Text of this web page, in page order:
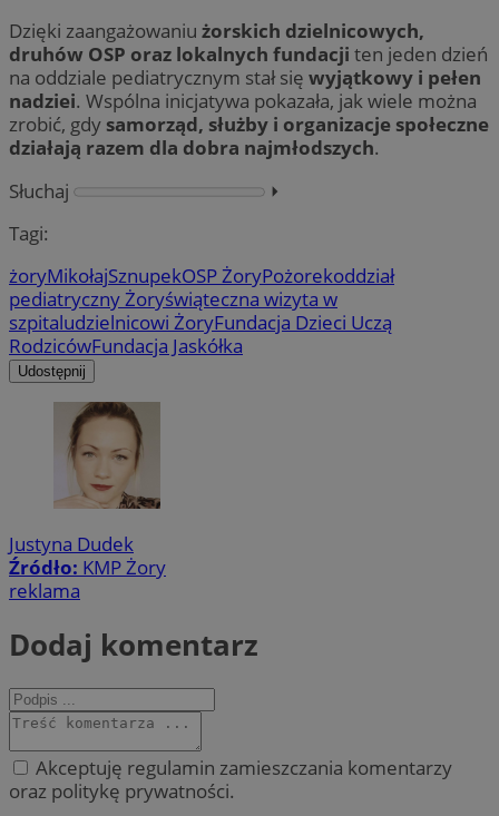
Dzięki zaangażowaniu żorskich dzielnicowych,
druhów OSP oraz lokalnych fundacji ten jeden dzień
na oddziale pediatrycznym stał się wyjątkowy i pełen
nadziei. Wspólna inicjatywa pokazała, jak wiele można
zrobić, gdy samorząd, służby i organizacje społeczne
działają razem dla dobra najmłodszych.
Słuchaj
⏵︎
Tagi:
żoryMikołajSznupekOSP ŻoryPożorekoddział
pediatryczny Żoryświąteczna wizyta w
szpitaludzielnicowi ŻoryFundacja Dzieci Uczą
RodzicówFundacja Jaskółka
Udostępnij
Justyna Dudek
Źródło: KMP Żory
reklama
Dodaj komentarz
Akceptuję regulamin zamieszczania komentarzy
oraz politykę prywatności.